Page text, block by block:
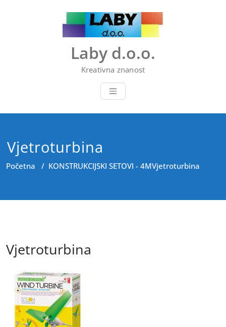
Laby d.o.o.
Kreativna znanost
Vjetroturbina
Početna / KONSTRUKCIJSKI SETOVI - 4MVjetroturbina
Vjetroturbina